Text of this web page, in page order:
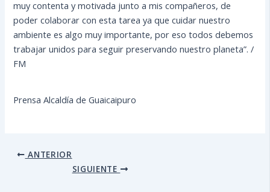
muy contenta y motivada junto a mis compañeros, de
poder colaborar con esta tarea ya que cuidar nuestro
ambiente es algo muy importante, por eso todos debemos
trabajar unidos para seguir preservando nuestro planeta”. /
FM
Prensa Alcaldía de Guaicaipuro
ANTERIOR
SIGUIENTE